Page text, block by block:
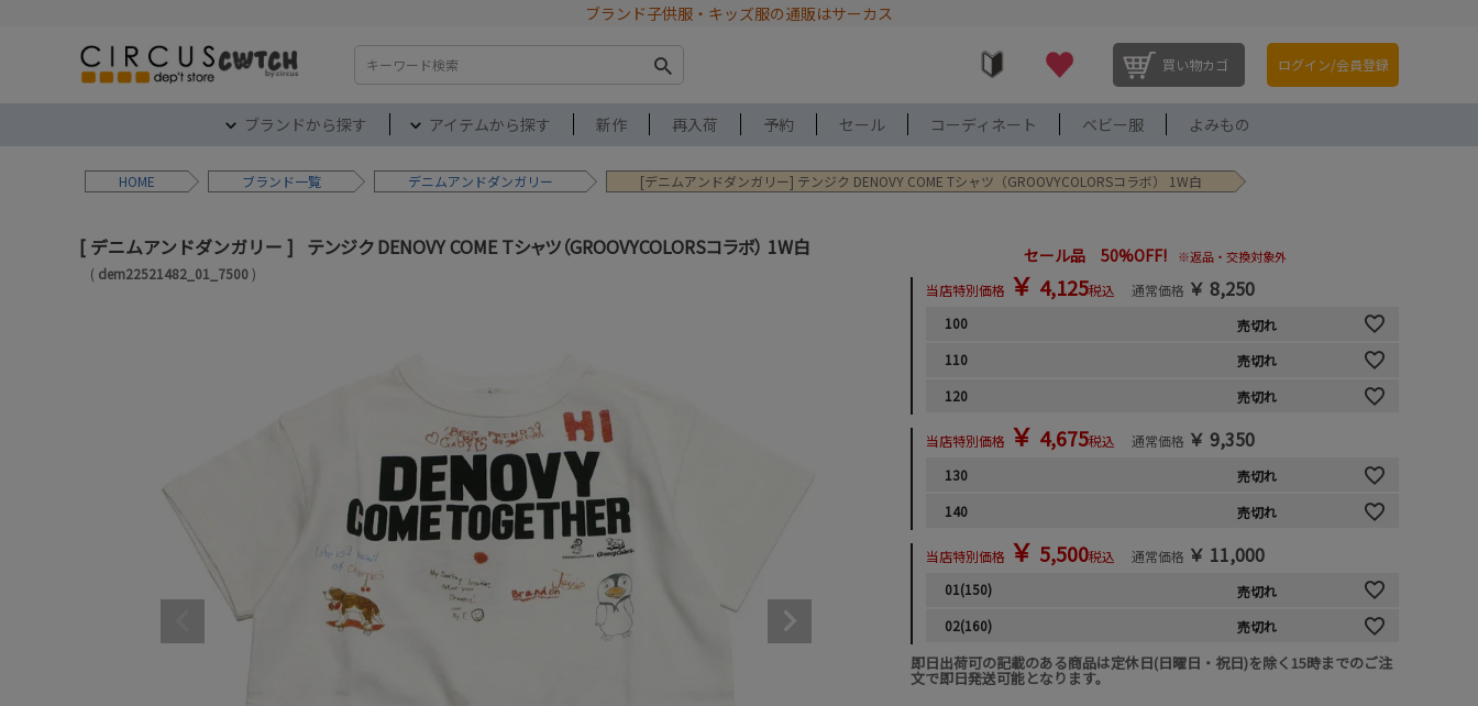
ブランド子供服・キッズ服の通販はサーカス
検索 買い物カゴ ログイン/会員登録
ブランドから探す アイテムから探す 新作 再入荷 予約 セール コーディネート ベビー服 よみもの
HOME ブランド デニムアンドダンガリー [デニムアンドダンガリー] テンジク DENOVY COME Tシャツ（GROOVYCOLORSコラボ） 1W白
デニムアンドダンガリー テンジク DENOVY COME Tシャツ（GROOVYCOLORSコラボ） 1W白
dem22521482_01_7500
セール品 50%OFF! ※返品・交換対象外
当店特別価格 ￥ 4,125税込 通常価格 ￥ 8,250
100
売切れ
110
売切れ
120
売切れ
当店特別価格 ￥ 4,675税込 通常価格 ￥ 9,350
130
売切れ
140
売切れ
当店特別価格 ￥ 5,500税込 通常価格 ￥ 11,000
01(150)
売切れ
02(160)
売切れ
即日出荷可の記載のある商品は定休日(日曜日・祝日)を除く15時までのご注
文で即日発送可能となります。